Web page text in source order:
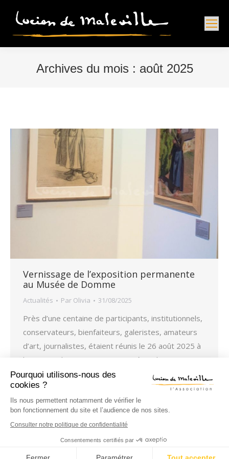
Archives du mois : août 2025
Vernissage de l’exposition permanente
au Musée de Domme
Actualités Par Olivia 31/08/2025
Près d’une centaine de participants, institutionnels,
conservateurs, bienfaiteurs, galeristes, amateurs
d’art, journalistes, étaient réunis le 26 août 2025 à
l’occasion du vernissage organisé par l’association
Lucien de Maleville de l’exposition permanente des
sept oeuvres mises en dépôt au Musée de
Domme labellisé Musée de France. Après un
chantier de quatre années, le musée repensé a…
Pourquoi utilisons-nous des
cookies ?
Ils nous permettent notamment de vérifier le
bon fonctionnement du site et l’audience de nos sites.
Consulter notre politique de confidentialité
Consentements certifiés par